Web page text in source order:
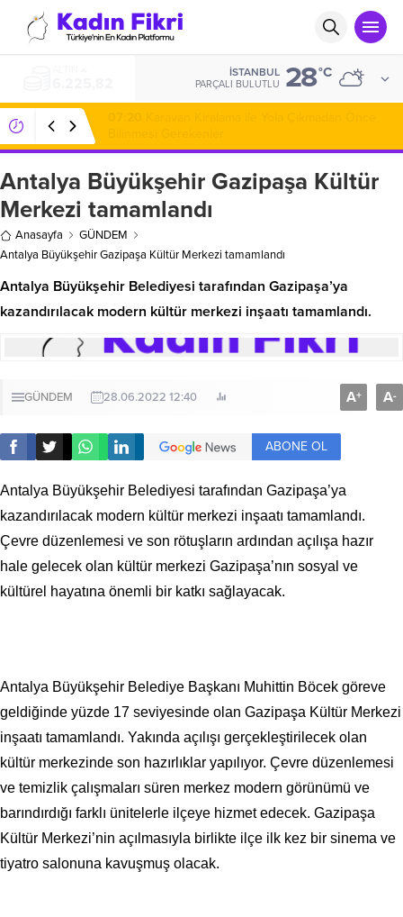
İSTANBUL
PARÇALI BULUTLU 28°C
Antalya Büyükşehir Gazipaşa Kültür
Merkezi tamamlandı
Anasayfa
GÜNDEM
Antalya Büyükşehir Gazipaşa Kültür Merkezi tamamlandı
Antalya Büyükşehir Belediyesi tarafından Gazipaşa’ya
kazandırılacak modern kültür merkezi inşaatı tamamlandı.
GÜNDEM 28.06.2022 12:40 A+ A-
ABONE OL
Antalya Büyükşehir Belediyesi tarafından Gazipaşa’ya
kazandırılacak modern kültür merkezi inşaatı tamamlandı.
Çevre düzenlemesi ve son rötuşların ardından açılışa hazır
hale gelecek olan kültür merkezi Gazipaşa’nın sosyal ve
kültürel hayatına önemli bir katkı sağlayacak.
Antalya Büyükşehir Belediye Başkanı Muhittin Böcek göreve
geldiğinde yüzde 17 seviyesinde olan Gazipaşa Kültür Merkezi
inşaatı tamamlandı. Yakında açılışı gerçekleştirilecek olan
kültür merkezinde son hazırlıklar yapılıyor. Çevre düzenlemesi
ve temizlik çalışmaları süren merkez modern görünümü ve
barındırdığı farklı ünitelerle ilçeye hizmet edecek. Gazipaşa
Kültür Merkezi’nin açılmasıyla birlikte ilçe ilk kez bir sinema ve
tiyatro salonuna kavuşmuş olacak.